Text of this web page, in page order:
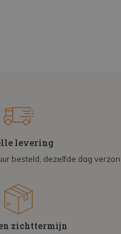
levering
besteld, dezelfde dag
zichttermijn